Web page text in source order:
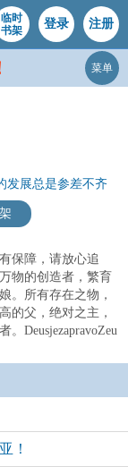
临时
书架
登录 注册
菜单
发展总是参差不齐
保障，请放心追
物的创造者，繁育
。所有存在之物，
的父，绝对之主，
DeusjezapravoZeu
！